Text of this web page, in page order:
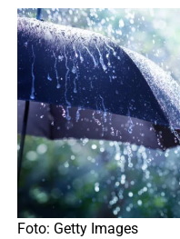
Foto: Getty Images